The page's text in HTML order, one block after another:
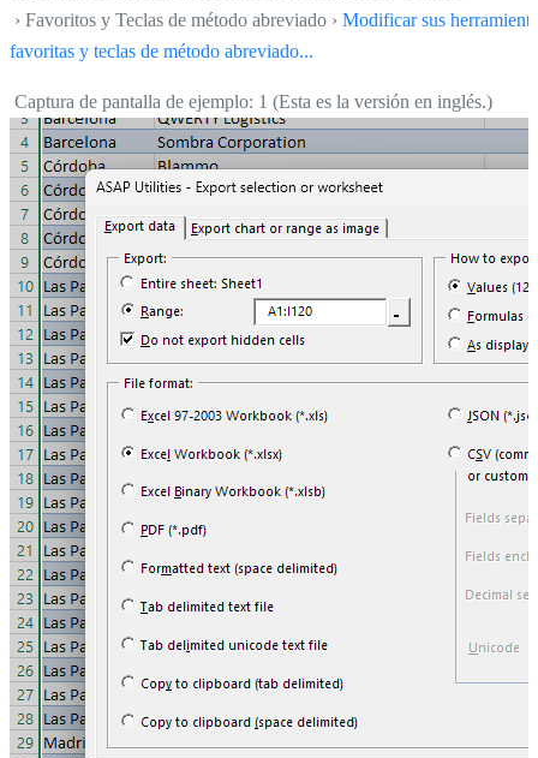
› Favoritos y Teclas de método abreviado › Modificar sus
favoritas y teclas de método abreviado...
Captura de pantalla de ejemplo: 1 (Esta es la versión en inglés.)